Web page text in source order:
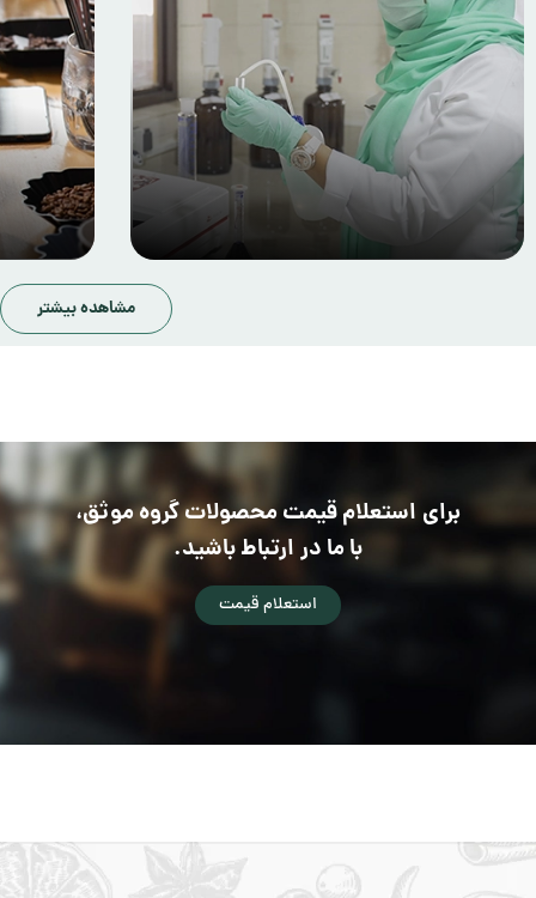
مشاهده بیشتر
برای استعلام قیمت محصولات گروه موثق،
با ما در ارتباط باشید.
استعلام قیمت